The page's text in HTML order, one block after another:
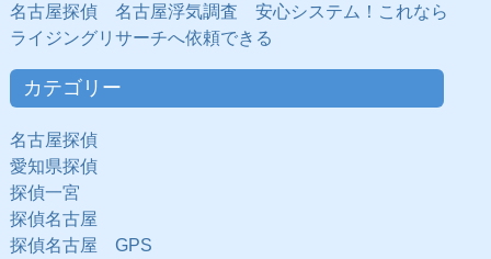
名古屋探偵 名古屋浮気調査 安心システム！これなら
ライジングリサーチへ依頼できる
カテゴリー
名古屋探偵
愛知県探偵
探偵一宮
探偵名古屋
探偵名古屋 GPS